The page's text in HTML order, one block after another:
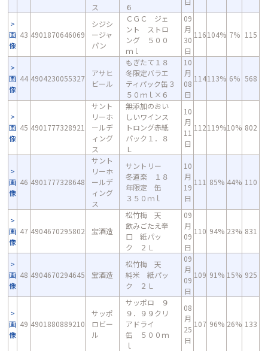
ス
６
画
像
43 4901870646069
シジシ
ージャ
パン
ＣＧＣ ジェ
ント ストロ
ング ５００
ｍｌ
09
月
30
日
116104% 7% 115
画
像
44 4904230055327
アサヒ
ビール
もぎたて１８
冬限定バラエ
ティパック缶３
５０ｍｌ×６
10
月
08
日
114113% 6% 568
画
像
45 4901777328921
サント
リーホ
ールデ
ィング
ス
無添加のおい
しいワインス
トロング赤紙
パック１．８
Ｌ
10
月
11
日
112119%10% 802
画
像
46 4901777328648
サント
リーホ
ールデ
ィング
ス
サントリー
冬道楽 １８
年限定 缶
３５０ｍｌ
10
月
19
日
111 85% 44% 110
画
像
47 4904670295802 宝酒造
松竹梅 天
飲みごたえ辛
口 紙パッ
ク ２Ｌ
09
月
09
日
110 94% 23% 831
画
像
48 4904670294645 宝酒造
松竹梅 天
純米 紙パッ
ク ２Ｌ
09
月
09
日
109 91% 15% 925
画
像
49 4901880889210
サッポ
ロビー
ル
サッポロ ９
９．９９クリ
アドライ
缶 ５００ｍ
ｌ
08
月
25
日
107 96% 26% 133